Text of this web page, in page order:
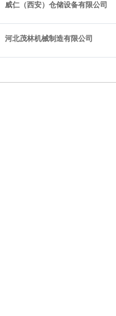
威仁（西安）仓储设备有限公司
河北茂林机械制造有限公司